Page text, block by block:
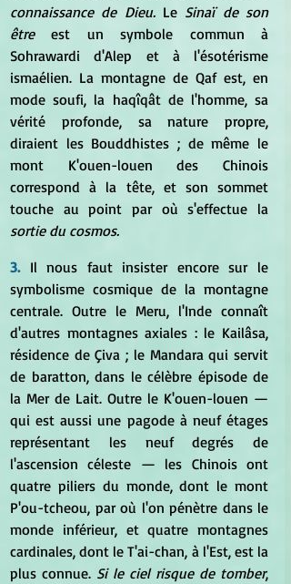
connaissance de Dieu. Le Sinaï de son
être est un symbole commun à
Sohrawardi d'Alep et à l'ésotérisme
ismaélien. La montagne de Qaf est, en
mode soufi, la haqîqât de l'homme, sa
vérité profonde, sa nature propre,
diraient les Bouddhistes ; de même le
mont K'ouen-louen des Chinois
correspond à la tête, et son sommet
sortie du cosmos.
3. Il nous faut insister encore sur le
symbolisme cosmique de la montagne
centrale. Outre le Meru, l'Inde connaît
d'autres montagnes axiales : le Kailâsa,
résidence de Çiva ; le Mandara qui servit
de baratton, dans le célèbre épisode de
la Mer de Lait. Outre le K'ouen-louen —
qui est aussi une pagode à neuf étages
représentant les neuf degrés de
l'ascension céleste — les Chinois ont
quatre piliers du monde, dont le mont
P'ou-tcheou, par où l'on pénètre dans le
monde inférieur, et quatre montagnes
cardinales, dont le T'ai-chan, à l'Est, est la
plus connue. Si le ciel risque de tomber,